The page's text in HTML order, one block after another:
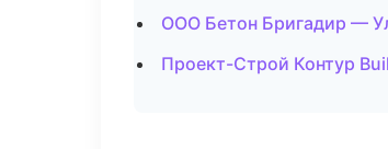
ООО Бетон Бригадир —
Проект-Строй Контур